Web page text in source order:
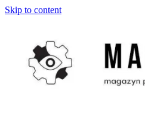
Skip to content